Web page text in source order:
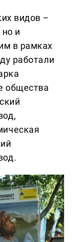
видов –
и
в рамках
работали
общества